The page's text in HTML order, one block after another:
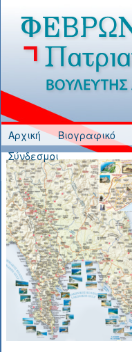
Αρχική Βιογραφικό
Σύνδεσμοι